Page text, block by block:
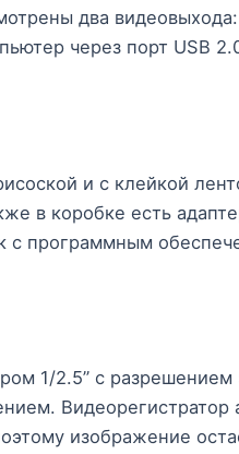
два
через порт USB
и с клейкой
в коробке есть
с программным
1/2.5” с
Видеорегистратор
изображение